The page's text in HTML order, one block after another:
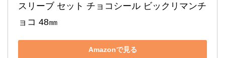
スリーブ セット チョコシール ビックリマンチ
ョコ 48㎜
Amazonで見る